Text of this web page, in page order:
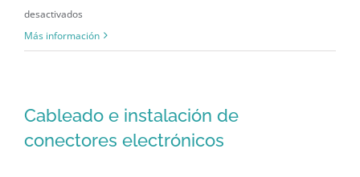
desactivados
Verificación
Más información
Cableado e instalación de
conectores electrónicos